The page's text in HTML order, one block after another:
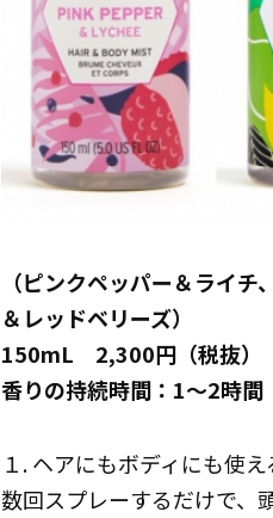
（ピンクペッパー＆ライ
＆レッドベリーズ）
150mL 2,300円（税抜）
香りの持続時間：1～2時間
１. ヘアにもボディにも使え
数回スプレーするだけで、